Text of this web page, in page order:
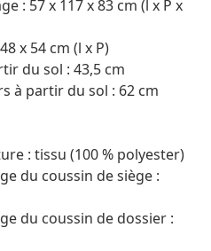
: 57 x 117 x 83 cm (l x P x
x 54 cm (l x P)
du sol : 43,5 cm
à partir du sol : 62 cm
: tissu (100 % polyester)
du coussin de siège :
du coussin de dossier :